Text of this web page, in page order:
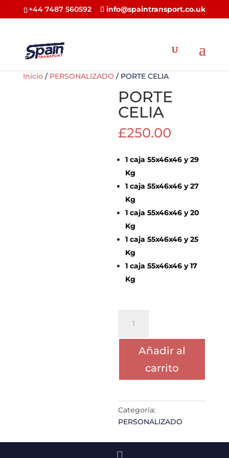
+44 7487 560592 info@spaintransport.co.uk
Inicio/ PERSONALIZADO / PORTE CELIA
PORTE
CELIA
£250.00
1 caja 55x46x46 y 29
Kg
1 caja 55x46x46 y 27
Kg
1 caja 55x46x46 y 20
Kg
1 caja 55x46x46 y 25
Kg
1 caja 55x46x46 y 17
Kg
CELIA
cantidad
Añadir al
carrito
Categoría:
PERSONALIZADO